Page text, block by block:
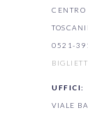
0521-
UFFICI:
VIALE